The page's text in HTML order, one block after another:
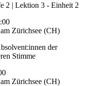
2 | Lektion 3 - Einheit 2
Zürichsee (CH)
der
Stimme
Zürichsee (CH)